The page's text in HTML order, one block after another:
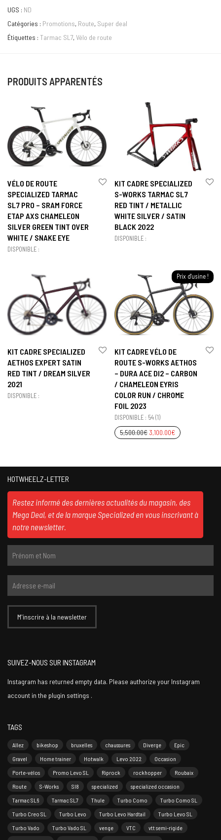
UGS : ND
Catégories : Promotions, Route, Super deal
Étiquettes : Tarmac SL7, Vélo de route
PRODUITS APPARENTÉS
VÉLO DE ROUTE
SPECIALIZED TARMAC
SL7 PRO – SRAM FORCE
ETAP AXS CHAMELEON
SILVER GREEN TINT OVER
WHITE / SNAKE EYE
DISPONIBLE :
KIT CADRE SPECIALIZED
S-WORKS TARMAC SL7
RED TINT / METALLIC
WHITE SILVER / SATIN
BLACK 2022
DISPONIBLE :
KIT CADRE SPECIALIZED
AETHOS EXPERT SATIN
RED TINT / DREAM SILVER
2021
DISPONIBLE :
Prix d'usine !
KIT CADRE VÉLO DE
ROUTE S-WORKS AETHOS
– DURA ACE DI2 – CARBON
/ CHAMELEON EYRIS
COLOR RUN / CHROME
FOIL 2023
DISPONIBLE : 54 (1)
5,500.00€ 3,100.00€
HOTWHEELZ-LETTER
Restez informé des dernières actualités du magasin, des
Mega Deal, et de la marque Specialized en vous inscrivant à
notre newsletter.
SUIVEZ-NOUS SUR INSTAGRAM
Instagram has returned empty data. Please authorize your Instagram
account in the plugin settings .
TAGS
Allez bikeshop bruxelles chaussures Diverge
Epic
Gravel
Home trainer Hotwalk Levo 2022
Occasion
Porte-vélos
Promo Levo SL Riprock rockhopper
Roubaix
Route
S-Works Sl8 specialized
specialized occasion
Tarmac SL6
Tarmac SL7 Thule Turbo Como
Turbo Como SL
Turbo Creo SL
Turbo Levo Turbo Levo Hardtail
Turbo Levo SL
Turbo Vado
Turbo Vado SL venge VTC
vtt semi-rigide